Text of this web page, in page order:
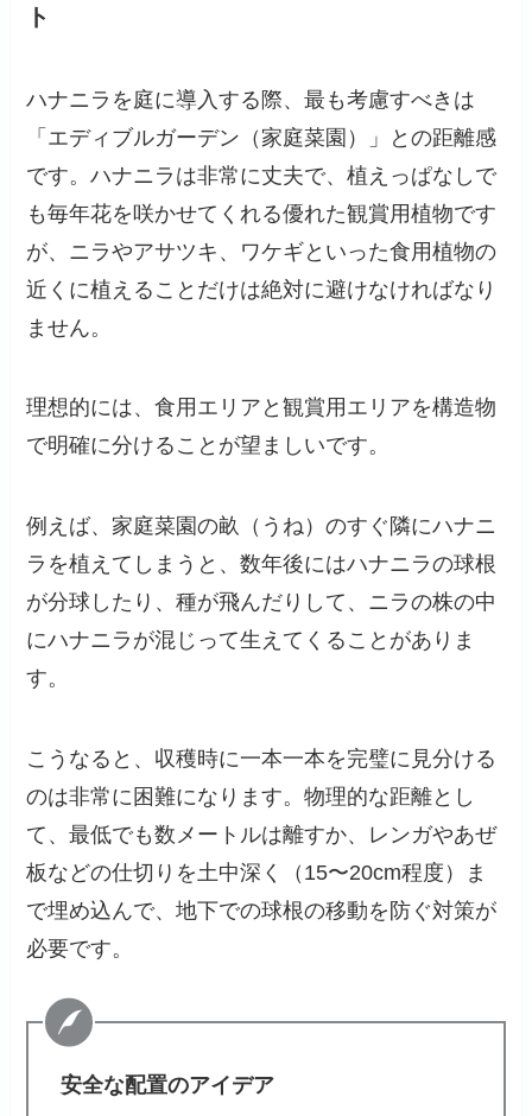
ト
ハナニラを庭に導入する際、最も考慮すべきは
「エディブルガーデン（家庭菜園）」との距離感
です。ハナニラは非常に丈夫で、植えっぱなしで
も毎年花を咲かせてくれる優れた観賞用植物です
が、ニラやアサツキ、ワケギといった食用植物の
近くに植えることだけは絶対に避けなければなり
ません。
理想的には、食用エリアと観賞用エリアを構造物
で明確に分けることが望ましいです。
例えば、家庭菜園の畝（うね）のすぐ隣にハナニ
ラを植えてしまうと、数年後にはハナニラの球根
が分球したり、種が飛んだりして、ニラの株の中
にハナニラが混じって生えてくることがありま
す。
こうなると、収穫時に一本一本を完璧に見分ける
のは非常に困難になります。物理的な距離とし
て、最低でも数メートルは離すか、レンガやあぜ
板などの仕切りを土中深く（15〜20cm程度）ま
で埋め込んで、地下での球根の移動を防ぐ対策が
必要です。
安全な配置のアイデア